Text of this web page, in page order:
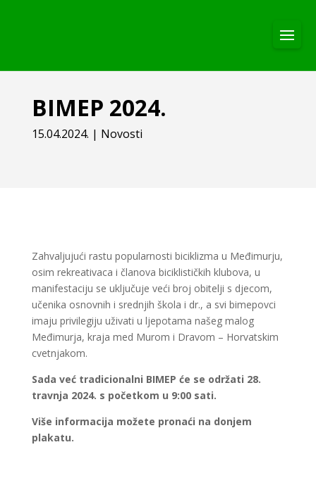
BIMEP 2024.
15.04.2024. | Novosti
Zahvaljujući rastu popularnosti biciklizma u Međimurju,
osim rekreativaca i članova biciklističkih klubova, u
manifestaciju se uključuje veći broj obitelji s djecom,
učenika osnovnih i srednjih škola i dr., a svi bimepovci
imaju privilegiju uživati u ljepotama našeg malog
Međimurja, kraja med Murom i Dravom – Horvatskim
cvetnjakom.
Sada već tradicionalni BIMEP će se održati 28.
travnja 2024. s početkom u 9:00 sati.
Više informacija možete pronaći na donjem
plakatu.